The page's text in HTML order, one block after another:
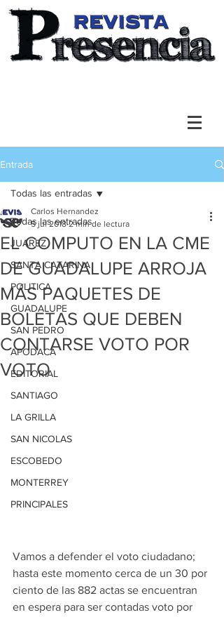
Entrada
Todas las entradas
JUAREZ
SANTA CATARINA
POLITICA
GUADALUPE
SAN PEDRO
APODACA
EDITORIAL
SANTIAGO
LA GRILLA
SAN NICOLAS
ESCOBEDO
MONTERREY
PRINCIPALES
Todas las entradas
EL COMPUTO EN LA CME
DE GUADALUPE ARROJA
MÁS PAQUETES DE
BOLETAS QUE DEBEN
CONTARSE VOTO POR
VOTO
Carlos Hernandez
5 jul 2018 2 min de lectura
Vamos a defender el voto ciudadano;
hasta este momento cerca de un 30 por
ciento de las 882 actas se encuentran
en espera para ser contadas voto por